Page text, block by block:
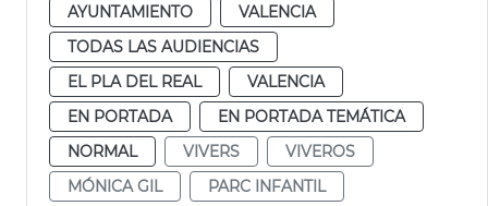
AYUNTAMIENTO
VALENCIA
TODAS LAS AUDIENCIAS
EL PLA DEL REAL
VALENCIA
EN PORTADA
EN PORTADA TEMÁTICA
NORMAL
VIVERS
VIVEROS
MÓNICA GIL
PARC INFANTIL